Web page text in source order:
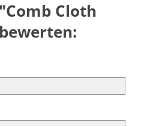
Cloth